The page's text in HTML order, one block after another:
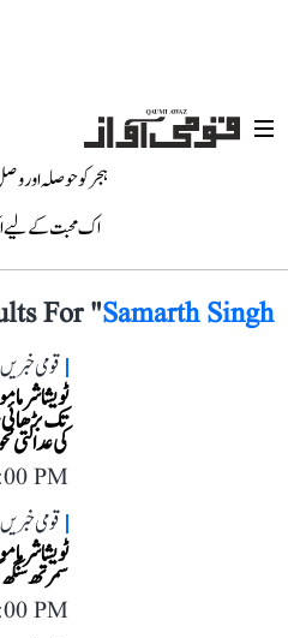
ہجر کو حوصلہ اور
اک محبت کے لیے
For "Samarth Singh
قومی خبریں
تک بڑھائی
کی عدالتی
PM
قومی خبریں
ٹویشا
سمرتھ سنگھ کی
PM